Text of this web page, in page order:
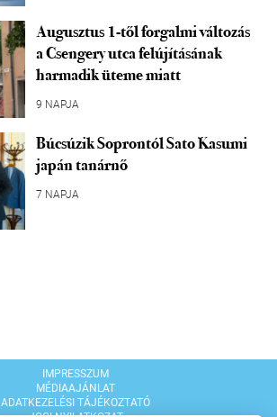
Augusztus 1-től forgalmi változás
a Csengery utca felújításának
harmadik üteme miatt
9 NAPJA
Búcsúzik Soprontól Sato Kasumi
japán tanárnő
7 NAPJA
IMPRESSZUM
MÉDIAAJÁNLAT
ADATKEZELÉSI TÁJÉKOZTATÓ